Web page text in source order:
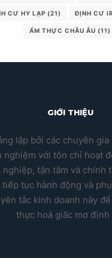
CƯ HY LẠP (21) ĐỊNH CƯ
ẨM THỰC CHÂU ÂU (11)
GIỚI THIỆU
lập bởi các chuyên
nghiệm với tôn chỉ hoạt
nghiệp, tận tâm và chính
tiếp tục hành động và
tắc kinh doanh này
thực hoá giấc mơ định